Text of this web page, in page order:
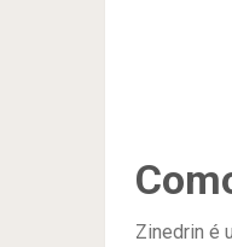
Zinedrin é